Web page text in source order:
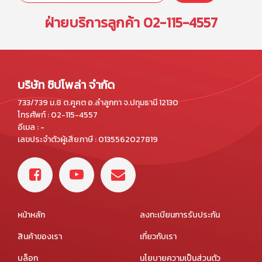
ฝ่ายบริการลูกค้า 02-115-4557
บริษัท ชิปโพล่า จำกัด
733/739 ม.8 ต.คูคต อ.ลำลูกกา จ.ปทุมธานี 12130
โทรศัพท์ : 02-115-4557
อีเมล : -
เลขประจำตัวผู้เสียภาษี : 0135562027819
หน้าหลัก
สินค้าของเรา
บล็อก
ลงทะเบียนการรับประกัน
เกี่ยวกับเรา
นโยบายความเป็นส่วนตัว